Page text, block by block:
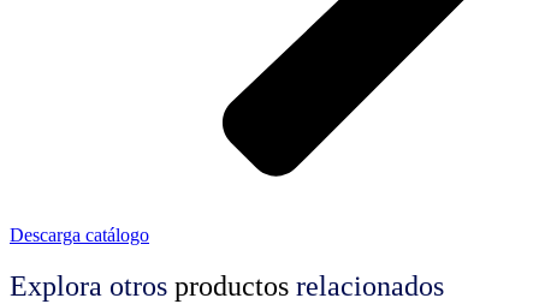
Descarga catálogo
Explora otros productos relacionados